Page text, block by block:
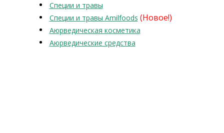
Специи и травы
Специи и травы Amilfoods (Новое!)
Аюрведическая косметика
Аюрведические средства